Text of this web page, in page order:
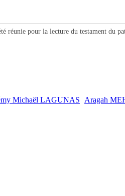
pour la lecture du testament du
Michaël LAGUNAS Aragah